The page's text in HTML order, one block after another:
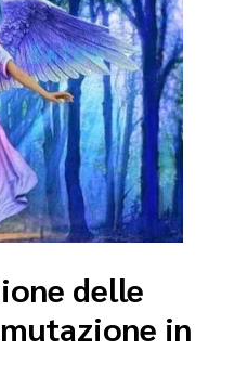
delle
in